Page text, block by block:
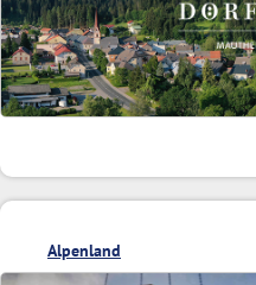
Alpenland